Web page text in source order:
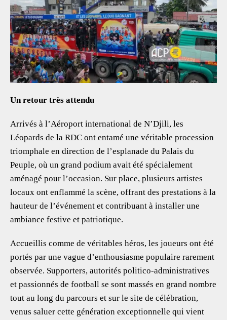
Un retour très attendu
Arrivés à l’Aéroport international de N’Djili, les
Léopards de la RDC ont entamé une véritable procession
triomphale en direction de l’esplanade du Palais du
Peuple, où un grand podium avait été spécialement
aménagé pour l’occasion. Sur place, plusieurs artistes
locaux ont enflammé la scène, offrant des prestations à la
hauteur de l’événement et contribuant à installer une
ambiance festive et patriotique.
Accueillis comme de véritables héros, les joueurs ont été
portés par une vague d’enthousiasme populaire rarement
observée. Supporters, autorités politico-administratives
et passionnés de football se sont massés en grand nombre
tout au long du parcours et sur le site de célébration,
venus saluer cette génération exceptionnelle qui vient